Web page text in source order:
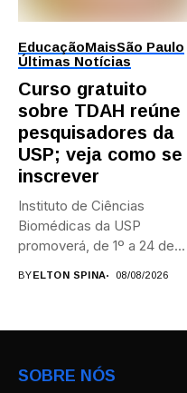
EducaçãoMaisSão Paulo
Últimas Notícias
Curso gratuito
sobre TDAH reúne
pesquisadores da
USP; veja como se
inscrever
Instituto de Ciências
Biomédicas da USP
promoverá, de 1º a 24 de...
BYELTON SPINA 08/08/2026
SOBRE NÓS